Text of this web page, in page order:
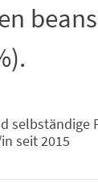
selbständige
seit 2015